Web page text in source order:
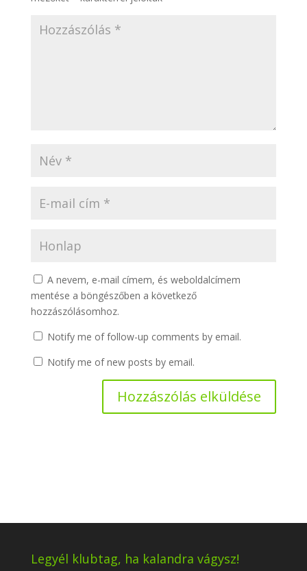
A nevem, e-mail címem, és weboldalcímem
mentése a böngészőben a következő
hozzászólásomhoz.
Notify me of follow-up comments by email.
Notify me of new posts by email.
Legyél klubtag, ha kalandra vágysz!